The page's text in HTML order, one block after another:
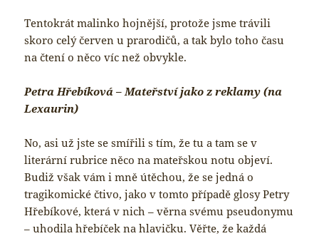
Tentokrát malinko hojnější, protože jsme trávili
skoro celý červen u prarodičů, a tak bylo toho času
na čtení o něco víc než obvykle.
Petra Hřebíková – Mateřství jako z reklamy (na
Lexaurin)
No, asi už jste se smířili s tím, že tu a tam se v
literární rubrice něco na mateřskou notu objeví.
Budiž však vám i mně útěchou, že se jedná o
tragikomické čtivo, jako v tomto případě glosy Petry
Hřebíkové, která v nich – věrna svému pseudonymu
– uhodila hřebíček na hlavičku. Věřte, že každá